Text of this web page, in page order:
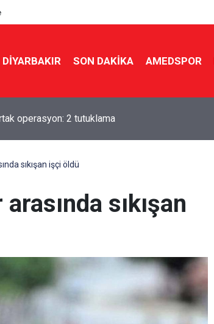
DIYARBAKIR SON DAKIKA AMEDSPOR
tarihi yasaya tam destek
sıkışan işçi öldü
sıkışan